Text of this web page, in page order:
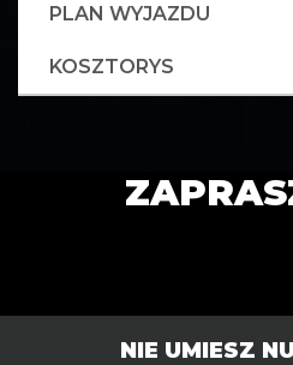
PLAN WYJAZDU
KOSZTORYS
NIE UMIESZ